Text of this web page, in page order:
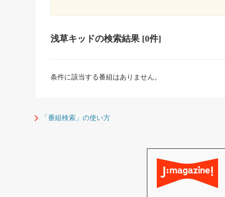
浅草キッドの検索結果 [0件]
条件に該当する番組はありません。
「番組検索」の使い方